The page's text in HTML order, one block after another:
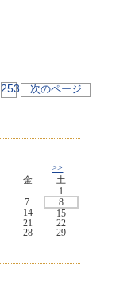
253 次のページ
>>
金
土
1
7
8
14
15
21
22
28
29